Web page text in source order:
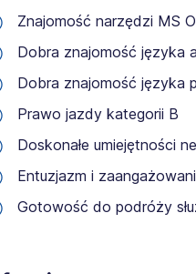
Znajomość narzędzi MS
Dobra znajomość języka
Dobra znajomość języka
Prawo jazdy kategorii B
Doskonałe umiejętności
Entuzjazm i
Gotowość do podróży